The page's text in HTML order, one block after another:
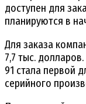
доступен для
планируются в
Для заказа
7,7 тыс.
91 стала первой
серийного